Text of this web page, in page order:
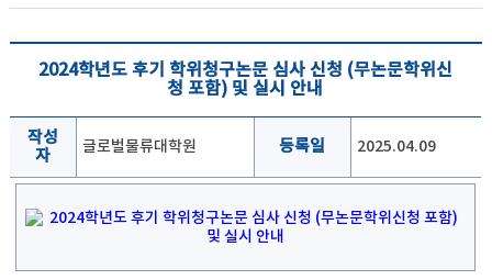
2024학년도 후기 학위청구논문 심사 신청 (무논문학위신
청 포함) 및 실시 안내
작성
자
글로벌물류대학원 등록일 2025.04.09